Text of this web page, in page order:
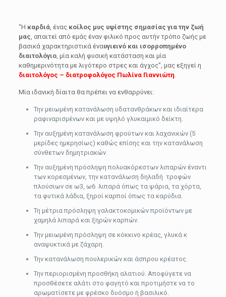
“Η καρδιά, ένας κοίλος μυς υψίστης σημασίας για την ζωή
μας , απαιτεί από εμάς έναν φιλικό προς αυτήν τρόπο ζωής με
βασικά χαρακτηριστικά έναυγιεινό και ισορροπημένο
διαιτολόγιο, μία καλή φυσική κατάσταση και μία
καθημερινότητα με λιγότερο στρες και άγχος”, μας εξηγεί η
διαιτολόγος – διατροφολόγος Πωλίνα Γιαννιώτη
Μία ιδανική δίαιτα θα πρέπει να ενθαρρύνει:
Την μειωμένη κατανάλωση υδατανθράκων και ιδιαίτερα
ραφιναρισμένων και με υψηλό γλυκαιμικό δείκτη.
Την αυξημένη κατανάλωση φρούτων και λαχανικών (5
μερίδες ημερησίως) καθώς επίσης και την κατανάλωση
σύνθετων δημητριακών.
Την αυξημένη πρόσληψη πολυακόρεστων λιπαρών έναντι
των κορεσμένων, την κατανάλωση δηλαδή τροφών
πλούσιων σε ω3, ω6 λιπαρά όπως τα ψάρια, τα χόρτα,
τα φυτικά λάδια, ξηροί καρποί όπως τα καρύδια.
Τη μέτρια πρόσληψη γαλακτοκομικών προϊόντων με
χαμηλά λιπαρά και ξηρών καρπών.
Την μειωμένη πρόσληψη σε κόκκινο κρέας, γλυκά κ
αναψυκτικά με ζάχαρη.
Την κατανάλωση πουλερικών και άσπρου κρέατος.
Την περιορισμένη προσθήκη αλατιού. Αποφύγετε να
προσθέσετε αλάτι στο φαγητό και προτιμήστε να το
αρωματίσετε με φρέσκο δυόσμο ή βασιλικό.